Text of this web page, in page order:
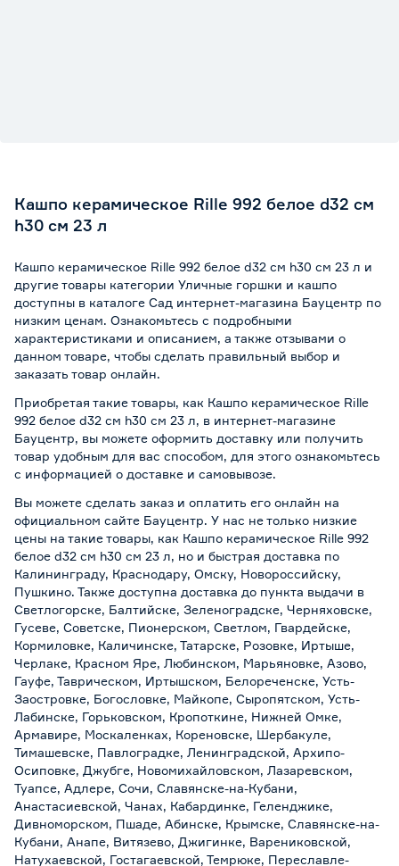
Кашпо керамическое Rille 992 белое d32 см
h30 см 23 л
Кашпо керамическое Rille 992 белое d32 см h30 см 23 л и
другие товары категории Уличные горшки и кашпо
доступны в каталоге Сад интернет-магазина Бауцентр по
низким ценам. Ознакомьтесь с подробными
характеристиками и описанием, а также отзывами о
данном товаре, чтобы сделать правильный выбор и
заказать товар онлайн.
Приобретая такие товары, как Кашпо керамическое Rille
992 белое d32 см h30 см 23 л, в интернет-магазине
Бауцентр, вы можете оформить доставку или получить
товар удобным для вас способом, для этого ознакомьтесь
с информацией о доставке и самовывозе.
Вы можете сделать заказ и оплатить его онлайн на
официальном сайте Бауцентр. У нас не только низкие
цены на такие товары, как Кашпо керамическое Rille 992
белое d32 см h30 см 23 л, но и быстрая доставка по
Калининграду, Краснодару, Омску, Новороссийску,
Пушкино. Также доступна доставка до пункта выдачи в
Светлогорске, Балтийске, Зеленоградске, Черняховске,
Гусеве, Советске, Пионерском, Светлом, Гвардейске,
Кормиловке, Каличинске, Татарске, Розовке, Иртыше,
Черлаке, Красном Яре, Любинском, Марьяновке, Азово,
Гауфе, Таврическом, Иртышском, Белореченске, Усть-
Заостровке, Богословке, Майкопе, Сыропятском, Усть-
Лабинске, Горьковском, Кропоткине, Нижней Омке,
Армавире, Москаленках, Кореновске, Шербакуле,
Тимашевске, Павлоградке, Ленинградской, Архипо-
Осиповке, Джубге, Новомихайловском, Лазаревском,
Туапсе, Адлере, Сочи, Славянске-на-Кубани,
Анастасиевской, Чанах, Кабардинке, Геленджике,
Дивноморском, Пшаде, Абинске, Крымске, Славянске-на-
Кубани, Анапе, Витязево, Джигинке, Варениковской,
Натухаевской, Гостагаевской, Темрюке, Переславле-